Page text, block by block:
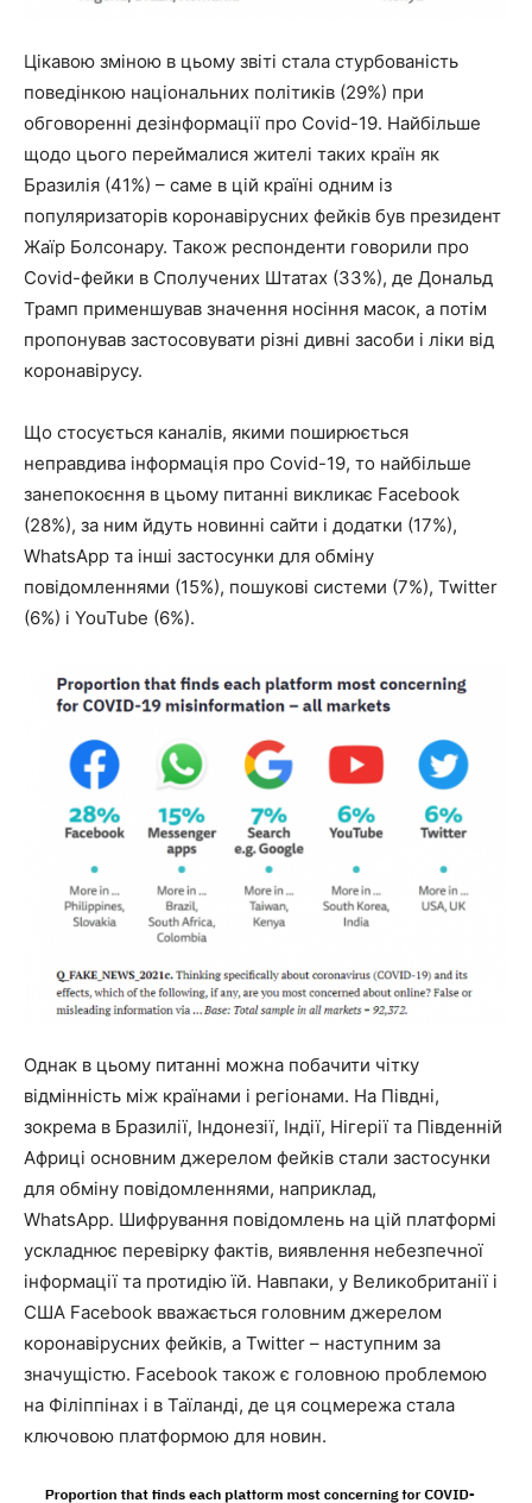
Цікавою зміною в цьому звіті стала стурбованість
поведінкою національних політиків (29%) при
обговоренні дезінформації про Covid-19. Найбільше
щодо цього переймалися жителі таких країн як
Бразилія (41%) – саме в цій країні одним із
популяризаторів коронавірусних фейків був президент
Жаїр Болсонару. Також респонденти говорили про
Covid-фейки в Сполучених Штатах (33%), де Дональд
Трамп применшував значення носіння масок, а потім
пропонував застосовувати різні дивні засоби і ліки від
коронавірусу.
Що стосується каналів, якими поширюється
неправдива інформація про Covid-19, то найбільше
занепокоєння в цьому питанні викликає Facebook
(28%), за ним йдуть новинні сайти і додатки (17%),
WhatsApp та інші застосунки для обміну
повідомленнями (15%), пошукові системи (7%), Twitter
(6%) і YouTube (6%).
Однак в цьому питанні можна побачити чітку
відмінність між країнами і регіонами. На Півдні,
зокрема в Бразилії, Індонезії, Індії, Нігерії та Південній
Африці основним джерелом фейків стали застосунки
для обміну повідомленнями, наприклад,
WhatsApp. Шифрування повідомлень на цій платформі
ускладнює перевірку фактів, виявлення небезпечної
інформації та протидію їй. Навпаки, у Великобританії і
США Facebook вважається головним джерелом
коронавірусних фейків, а Twitter – наступним за
значущістю. Facebook також є головною проблемою
на Філіппінах і в Таїланді, де ця соцмережа стала
ключовою платформою для новин.